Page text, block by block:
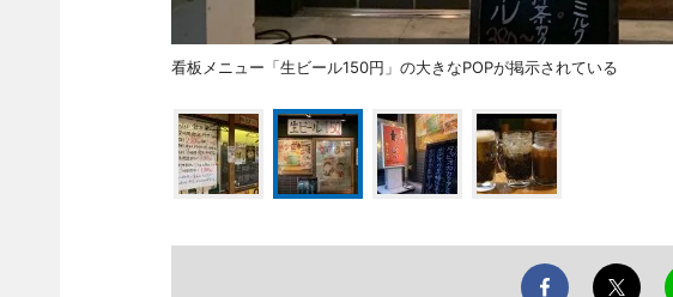
看板メニュー「生ビール150円」の大きなPOPが掲示されている